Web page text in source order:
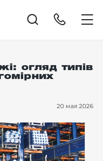
огляд типів
20 мая 2026